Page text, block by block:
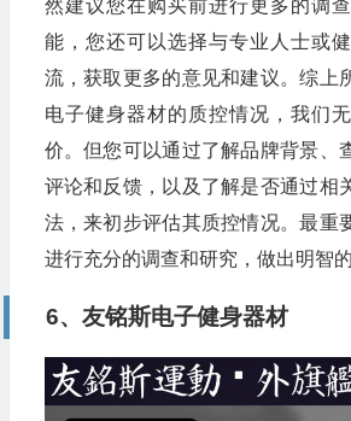
然建议您在购买前进行更多的调
能，您还可以选择与专业人士或
流，获取更多的意见和建议。综上
电子健身器材的质控情况，我们
价。但您可以通过了解品牌背景、
评论和反馈，以及了解是否通过相
法，来初步评估其质控情况。最重
进行充分的调查和研究，做出明智的
6、友铭斯电子健身器材